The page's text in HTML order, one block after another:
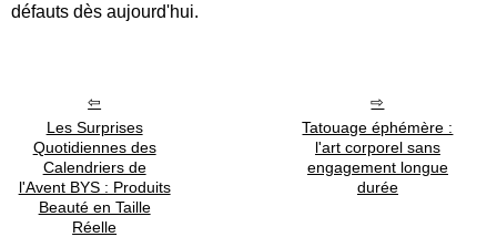
défauts dès aujourd'hui.
Les Surprises
Quotidiennes des
Calendriers de
l'Avent BYS : Produits
Beauté en Taille
Réelle
Tatouage éphémère :
l'art corporel sans
engagement longue
durée